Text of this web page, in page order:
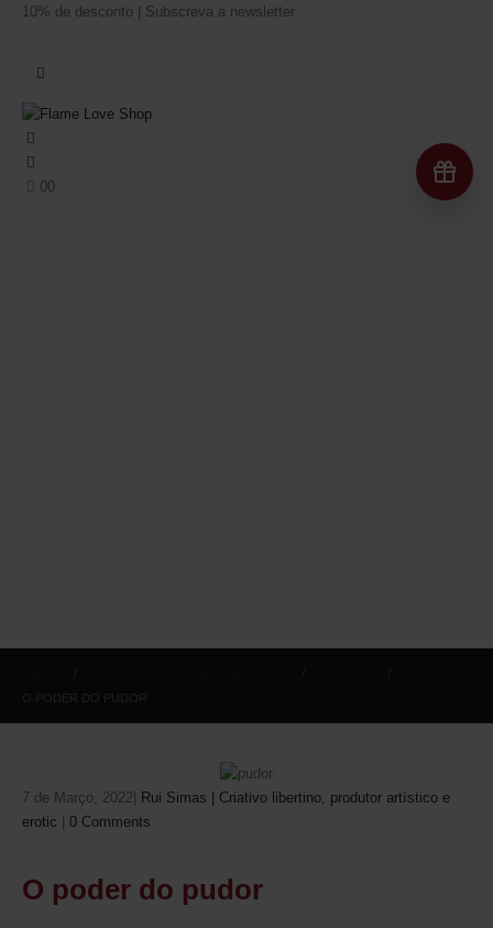
10% de desconto | Subscreva a newsletter
00
7 de Março, 2022
Rui Simas | Criativo libertino, produtor artístico e
erotic
0 Comments
O poder do pudor